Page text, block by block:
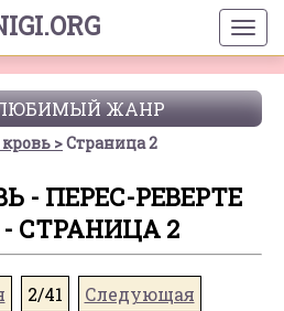
ЖАНР
Страница 2
- ПЕРЕС-РЕВЕРТЕ
СТРАНИЦА 2
2/41 Следующая